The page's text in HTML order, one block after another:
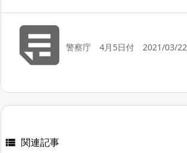
警察庁 4月5日付 2021/03/22
 関連記事